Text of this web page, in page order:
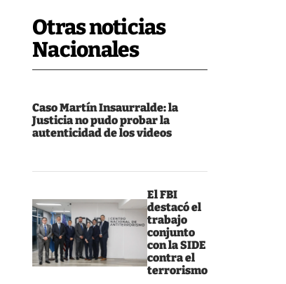
Otras noticias
Nacionales
Caso Martín Insaurralde: la
Justicia no pudo probar la
autenticidad de los videos
El FBI
destacó el
trabajo
conjunto
con la SIDE
contra el
terrorismo